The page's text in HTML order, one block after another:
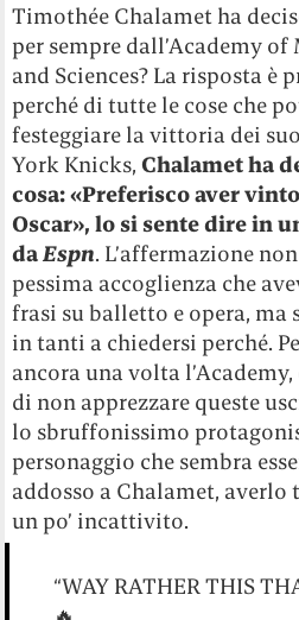
Timothée Chalamet ha
per sempre dall’Academy
and Sciences? La risposta è
perché di tutte le cose che
festeggiare la vittoria dei
York Knicks,Chalamet ha
cosa: «Preferisco aver
Oscar», lo si sente dire in
daEspn. L’affermazione
pessima accoglienza che
frasi su balletto e opera, ma
in tanti a chiedersi perché.
ancora una volta
di non apprezzare queste
lo sbruffonissimo
personaggio che sembra
addosso a Chalamet, averlo
un po’ incattivito.
“WAY RATHER THIS